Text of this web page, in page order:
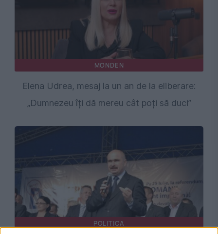
MONDEN
Elena Udrea, mesaj la un an de la eliberare:
„Dumnezeu îți dă mereu cât poți să duci”
POLITICA